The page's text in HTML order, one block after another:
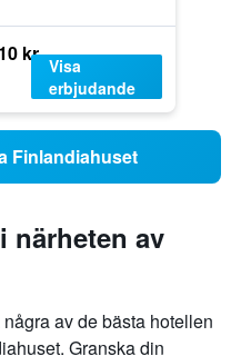
kr
Visa
erbjudande
Finlandiahuset
närheten av
av de bästa hotellen
Granska din